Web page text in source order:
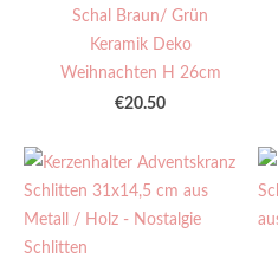
Schal Braun/ Grün
Keramik Deko
Weihnachten H 26cm
€20.50